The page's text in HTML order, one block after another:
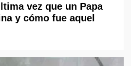
vez que un Papa
y cómo fue aquel